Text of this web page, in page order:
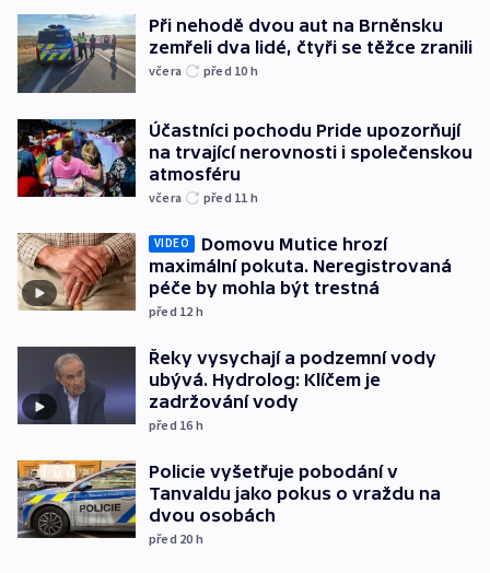
Při nehodě dvou aut na Brněnsku
zemřeli dva lidé, čtyři se těžce zranili
včera před 10 h
Účastníci pochodu Pride upozorňují
na trvající nerovnosti i společenskou
atmosféru
včera před 11 h
VIDEO
Domovu Mutice hrozí
maximální pokuta. Neregistrovaná
péče by mohla být trestná
před 12 h
Řeky vysychají a podzemní vody
ubývá. Hydrolog: Klíčem je
zadržování vody
před 16 h
Policie vyšetřuje pobodání v
Tanvaldu jako pokus o vraždu na
dvou osobách
před 20 h